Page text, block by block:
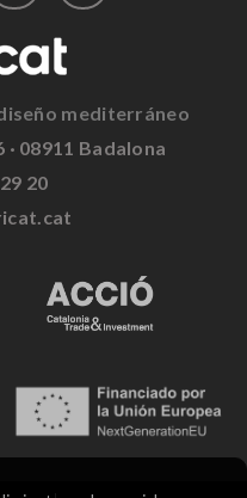
mediterráneo
· 08911 Badalona
20